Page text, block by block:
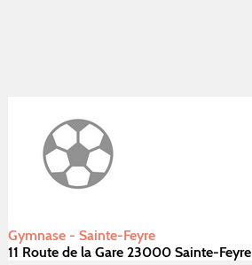
Gymnase - Sainte-Feyre
11 Route de la Gare 23000 Sainte-Feyre